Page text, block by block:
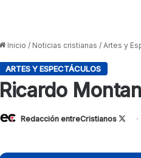
Inicio / Noticias cristianas / Artes y
ARTES Y ESPECTÁCULOS
Ricardo
Redacción entreCristianos